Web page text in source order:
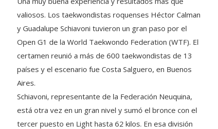
valiosos. Los taekwondistas roquenses Héctor Calman
y Guadalupe Schiavoni tuvieron un gran paso por el
Open G1 de la World Taekwondo Federation (WTF). El
certamen reunió a más de 600 taekwondistas de 13
países y el escenario fue Costa Salguero, en Buenos
Aires.
Schiavoni, representante de la Federación Neuquina,
está otra vez en un gran nivel y sumó el bronce con el
tercer puesto en Light hasta 62 kilos. En esa división